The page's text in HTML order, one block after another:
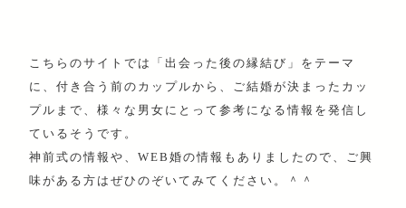
こちらのサイトでは「出会った後の縁結び」をテーマ
に、付き合う前のカップルから、ご結婚が決まったカッ
プルまで、様々な男女にとって参考になる情報を発信し
ているそうです。
神前式の情報や、WEB婚の情報もありましたので、ご興
味がある方はぜひのぞいてみてください。＾＾